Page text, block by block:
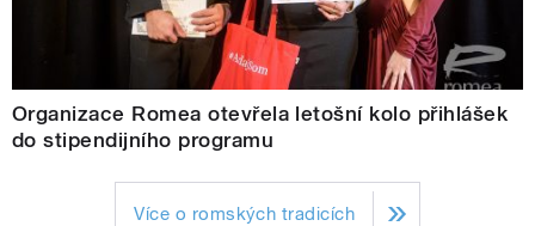
Organizace Romea otevřela letošní kolo přihlášek
do stipendijního programu
Více o romských tradicích